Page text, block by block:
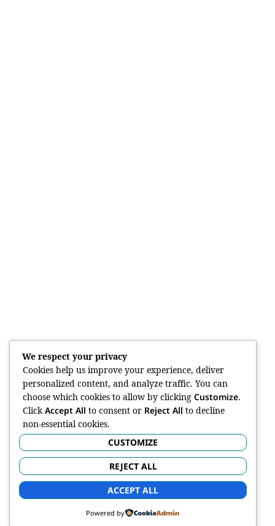
We respect your privacy
Cookies help us improve your experience, deliver
personalized content, and analyze traffic. You can
choose which cookies to allow by clicking Customize.
Click Accept All to consent or Reject All to decline
non-essential cookies.
CUSTOMIZE
REJECT ALL
ACCEPT ALL
Powered by